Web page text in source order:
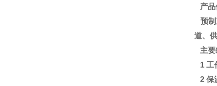
产品
预制
道、
主要
1 工
2 保